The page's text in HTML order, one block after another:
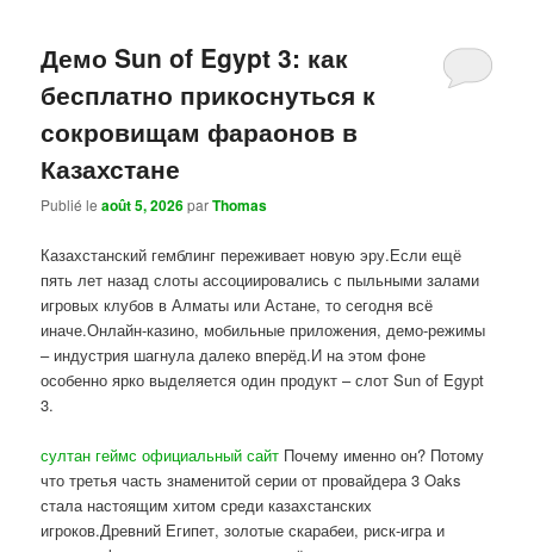
Демо Sun of Egypt 3: как
бесплатно прикоснуться к
сокровищам фараонов в
Казахстане
Publié leaoût 5, 2026parThomas
Казахстанский гемблинг переживает новую эру.Если ещё
пять лет назад слоты ассоциировались с пыльными залами
игровых клубов в Алматы или Астане, то сегодня всё
иначе.Онлайн-казино, мобильные приложения, демо-режимы
– индустрия шагнула далеко вперёд.И на этом фоне
особенно ярко выделяется один продукт – слот Sun of Egypt
3.
султан геймс официальный сайт Почему именно он? Потому
что третья часть знаменитой серии от провайдера 3 Oaks
стала настоящим хитом среди казахстанских
игроков.Древний Египет, золотые скарабеи, риск-игра и